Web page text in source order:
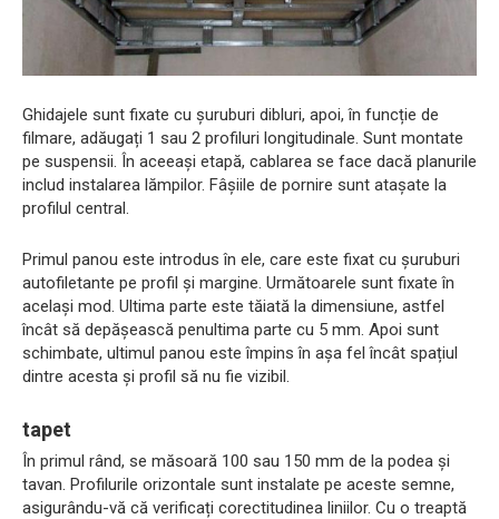
Ghidajele sunt fixate cu șuruburi dibluri, apoi, în funcție de
filmare, adăugați 1 sau 2 profiluri longitudinale. Sunt montate
pe suspensii. În aceeași etapă, cablarea se face dacă planurile
includ instalarea lămpilor. Fâșiile de pornire sunt atașate la
profilul central.
Primul panou este introdus în ele, care este fixat cu șuruburi
autofiletante pe profil și margine. Următoarele sunt fixate în
același mod. Ultima parte este tăiată la dimensiune, astfel
încât să depășească penultima parte cu 5 mm. Apoi sunt
schimbate, ultimul panou este împins în așa fel încât spațiul
dintre acesta și profil să nu fie vizibil.
tapet
În primul rând, se măsoară 100 sau 150 mm de la podea și
tavan. Profilurile orizontale sunt instalate pe aceste semne,
asigurându-vă că verificați corectitudinea liniilor. Cu o treaptă